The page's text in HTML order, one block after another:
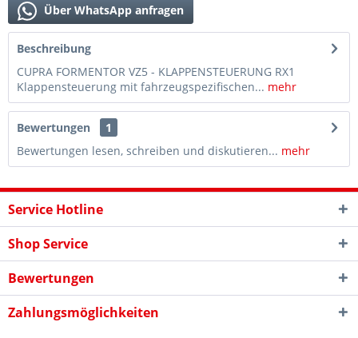
Über WhatsApp anfragen
Beschreibung
CUPRA FORMENTOR VZ5 - KLAPPENSTEUERUNG RX1
Klappensteuerung mit fahrzeugspezifischen... mehr
Bewertungen
1
Bewertungen lesen, schreiben und diskutieren... mehr
Service Hotline
Shop Service
Bewertungen
Zahlungsmöglichkeiten